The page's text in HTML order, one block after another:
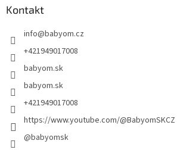
Kontakt
info@babyom.cz
+421949017008
babyom.sk
babyom.sk
+421949017008
https://www.youtube.com/@BabyomSKCZ
@babyomsk